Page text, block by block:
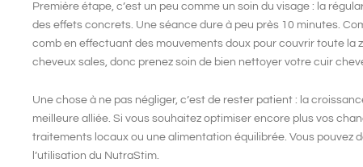
Première étape, c’est un peu comme un soin du visage : la
des effets concrets. Une séance dure à peu près 10 minutes.
comb en effectuant des mouvements doux pour couvrir toute la
cheveux sales, donc prenez soin de bien nettoyer votre cuir
Une chose à ne pas négliger, c’est de rester patient : la
meilleure alliée. Si vous souhaitez optimiser encore plus vos
traitements locaux ou une alimentation équilibrée. Vous pouvez
l’utilisation du NutraStim.